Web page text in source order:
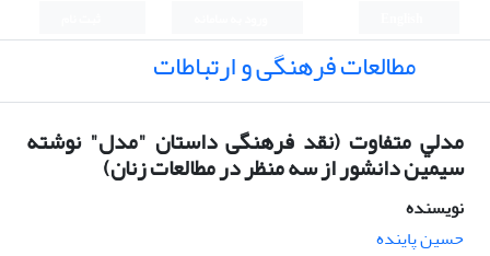
مطالعات فرهنگی و ارتباطات
ﻣﺪﻟﻲ ﻣﺘﻔﺎوت (نقد فرهنگی داستان "مدل" نوشته
سیمین دانشور از سه منظر در مطالعات زنان)
نویسنده
حسین پاینده